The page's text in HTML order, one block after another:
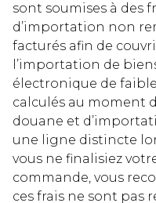
sont soumises à des
d’importation non
facturés afin de
l’importation de
électronique de
calculés au moment
douane et
une ligne distincte
vous ne finalisiez
commande, vous
ces frais ne sont pas